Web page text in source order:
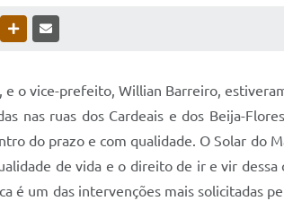
OUTRAS MÍDIAS
o vice-prefeito, Willian Barreiro,
nas ruas dos Cardeais e dos Beija-
do prazo e com qualidade. O Solar do
de vida e o direito de ir e vir
é um das intervenções mais solicitadas